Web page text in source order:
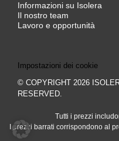
Informazioni su Isolera
Il nostro team
Lavoro e opportunità
Impostazioni dei cookie
© COPYRIGHT 2026
RESERVED.
Tutti i prezzi
I prezzi barrati corrispondono al